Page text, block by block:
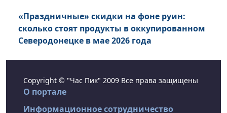
«Праздничные» скидки на фоне руин:
сколько стоят продукты в оккупированном
Северодонецке в мае 2026 года
Copyright © "Час Пик" 2009 Все права защищены
О портале
Информационное сотрудничество